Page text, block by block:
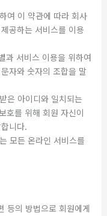
여 이 약관에 따라 회사
공하는 서비스를 이용
과 서비스 이용을 위하여
자와 숫자의 조합을 말
은 아이디와 일치되는
호를 위해 회원 자신이
니다.
모든 온라인 서비스를
등의 방법으로 회원에게